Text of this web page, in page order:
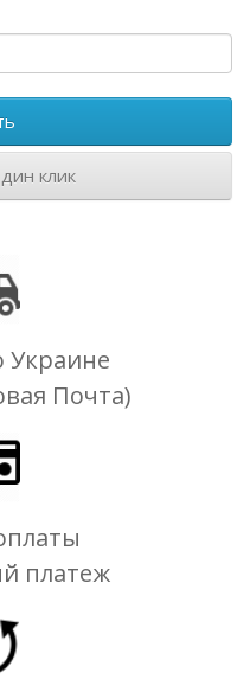
клик
Украине
Почта)
платеж